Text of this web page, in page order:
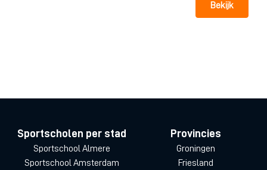
Bekijk
Sportscholen per stad
Sportschool Almere
Sportschool Amsterdam
Provincies
Groningen
Friesland